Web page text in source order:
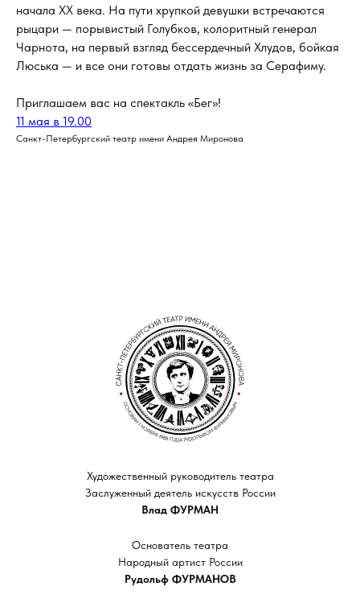
начала XX века. На пути хрупкой девушки встречаются
рыцари — порывистый Голубков, колоритный генерал
Чарнота, на первый взгляд бессердечный Хлудов, бойкая
Люська — и все они готовы отдать жизнь за Серафиму.
Приглашаем вас на спектакль «Бег»!
11 мая в 19.00
Санкт-Петербургский театр имени Андрея Миронова
Художественный руководитель театра
Заслуженный деятель искусств России
Влад ФУРМАН
Основатель театра
Народный артист России
Рудольф ФУРМАНОВ